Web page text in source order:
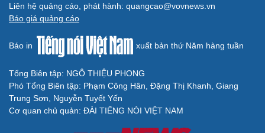
Liên hệ quảng cáo, phát hành: quangcao@vovnews.vn
Báo giá quảng cáo
Báo in xuất bản thứ Năm hàng tuần
Tổng Biên tập: NGÔ THIỆU PHONG
Phó Tổng Biên tập: Phạm Công Hân, Đặng Thị Khanh, Giang
Trung Sơn, Nguyễn Tuyết Yến
Cơ quan chủ quản: ĐÀI TIẾNG NÓI VIỆT NAM